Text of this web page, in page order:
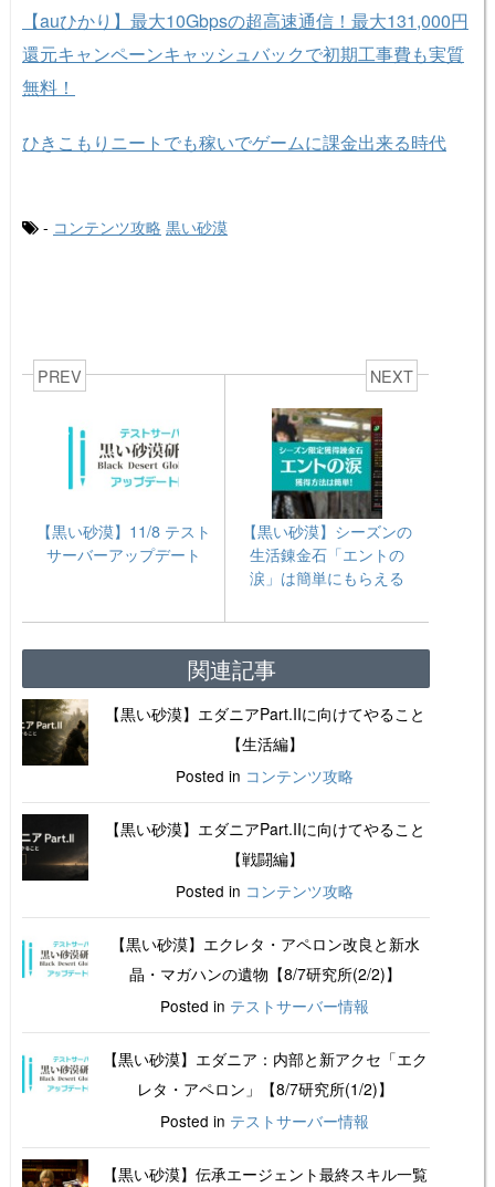
【auひかり】最大10Gbpsの超高速通信！最大131,000円
還元キャンペーンキャッシュバックで初期工事費も実質
無料！
ひきこもりニートでも稼いでゲームに課金出来る時代
- コンテンツ攻略 黒い砂漠
PREV
【黒い砂漠】11/8 テスト
サーバーアップデート
NEXT
【黒い砂漠】シーズンの
生活錬金石「エントの
涙」は簡単にもらえる
関連記事
【黒い砂漠】エダニアPart.IIに向けてやること
【生活編】
Posted in コンテンツ攻略
【黒い砂漠】エダニアPart.IIに向けてやること
【戦闘編】
Posted in コンテンツ攻略
【黒い砂漠】エクレタ・アペロン改良と新水
晶・マガハンの遺物【8/7研究所(2/2)】
Posted in テストサーバー情報
【黒い砂漠】エダニア：内部と新アクセ「エク
レタ・アペロン」【8/7研究所(1/2)】
Posted in テストサーバー情報
【黒い砂漠】伝承エージェント最終スキル一覧